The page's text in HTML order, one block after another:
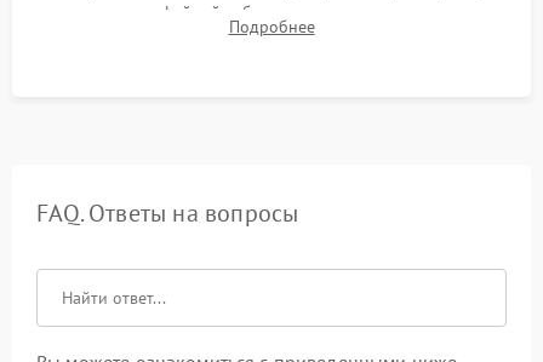
плотности кофейной таблетки, температуры напитка и
качества молочной пены. Контроль отсутствия посторонних
Подробнее
FAQ. Ответы на вопросы